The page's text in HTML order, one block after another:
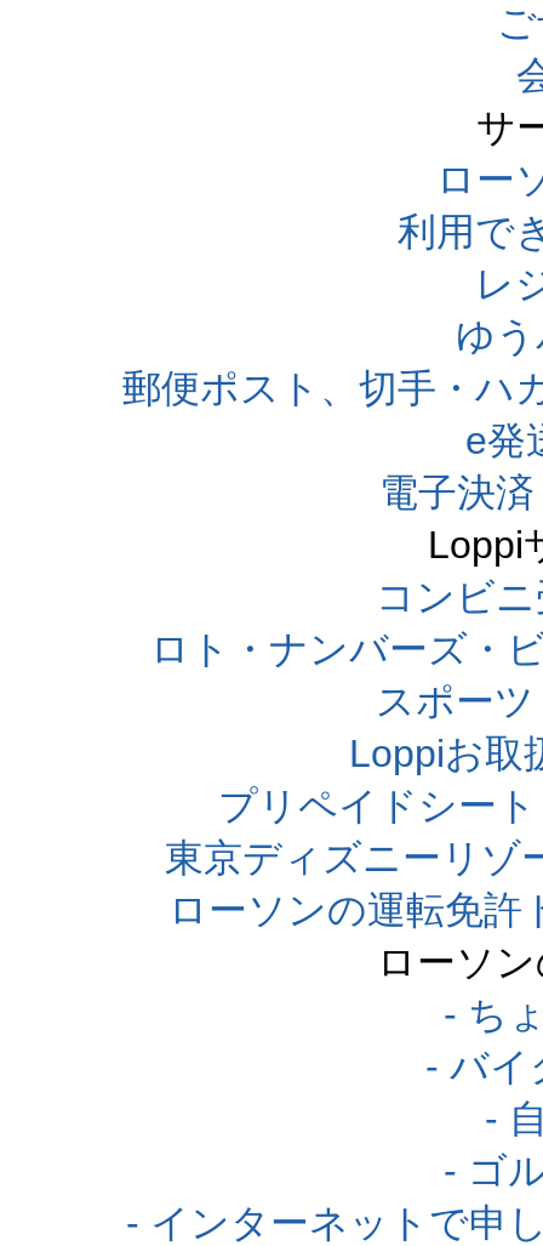
サ
ロー
利用で
レ
ゆ
郵便ポスト、切手・ハ
e発
電子決
Loppi
コンビ
ロト・ナンバーズ・
スポー
Loppiお取
プリペイドシー
東京ディズニーリゾ
ローソンの運転免
ローソ
- ち
- バイ
-
- ゴ
- インターネットで申